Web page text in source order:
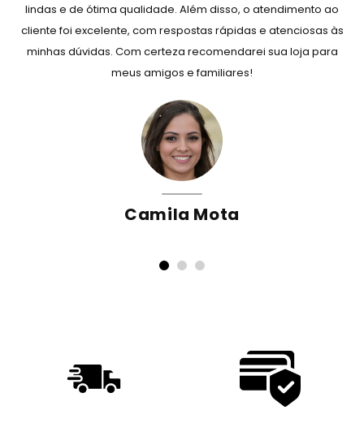
lindas e de ótima qualidade. Além disso, o atendimento ao
cliente foi excelente, com respostas rápidas e atenciosas às
minhas dúvidas. Com certeza recomendarei sua loja para
meus amigos e familiares!
Camila Mota